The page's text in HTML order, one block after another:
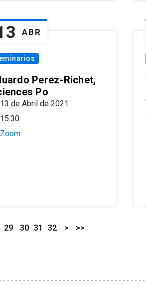
ABR
Perez-Richet,
Po
13 de Abril de 2021
15:30
Zoom
29 30 31 32 > >>